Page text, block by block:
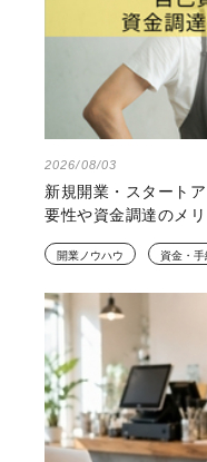
2026/08/03
新規開業・スタート
要性や資金調達のメ
開業ノウハウ 資金・手